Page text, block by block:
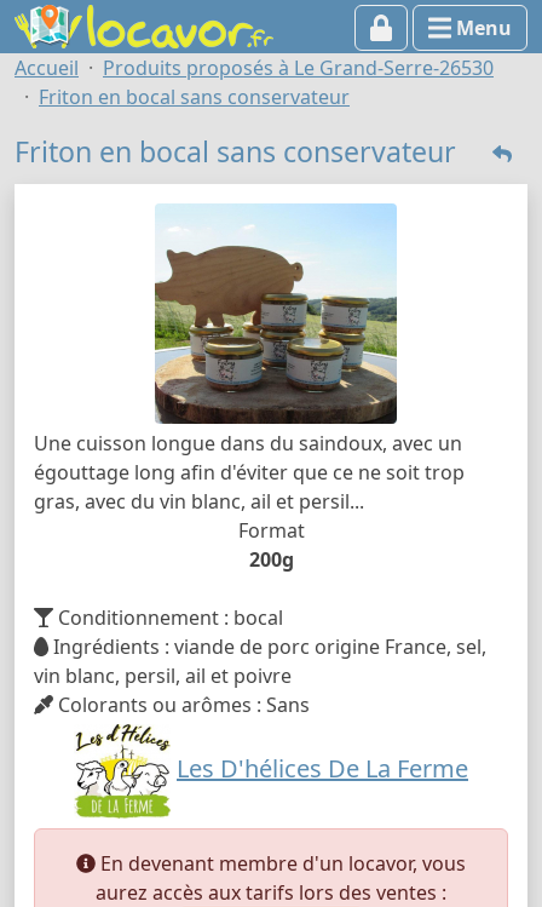
Menu
Accueil
Produits proposés à Le Grand-Serre-26530
Friton en bocal sans conservateur
Friton en bocal sans conservateur
Une cuisson longue dans du saindoux, avec un
égouttage long afin d'éviter que ce ne soit trop
gras, avec du vin blanc, ail et persil...
Format
200g
Conditionnement : bocal
Ingrédients : viande de porc origine France, sel,
vin blanc, persil, ail et poivre
Colorants ou arômes : Sans
Les D'hélices De La Ferme
En devenant membre d'un locavor, vous
aurez accès aux tarifs lors des ventes :